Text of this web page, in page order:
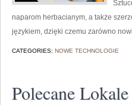
naparom herbacianym, a także
językiem, dzięki czemu zarówno
CATEGORIES: NOWE TECHNOLOGIE
Polecane Lokale